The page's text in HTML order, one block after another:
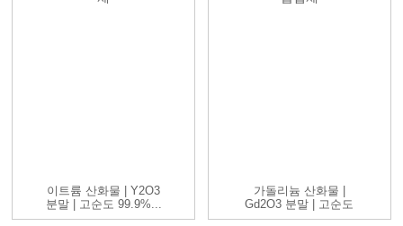
이트륨 산화물 | Y2O3
분말 | 고순도 99.9%...
가돌리늄 산화물 |
Gd2O3 분말 | 고순도
9...